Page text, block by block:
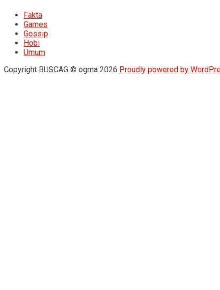
Fakta
Games
Gossip
Hobi
Umum
Copyright BUSCAG © ogma 2026 Proudly powered by